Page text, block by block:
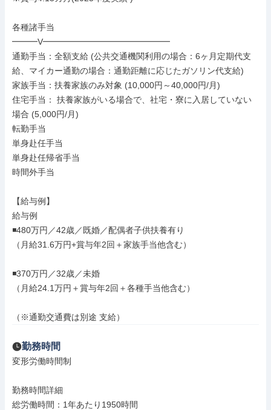
各種諸手当
━━━V━━━━━━━━━━━━━━━
通勤手当：全額支給 (公共交通機関利用の場合：6ヶ月定期代支
給、マイカー通勤の場合：通勤距離に応じたガソリン代支給)
家族手当：扶養家族のみ対象 (10,000円～40,000円/月)
住宅手当： 扶養家族がいる場合で、社宅・寮に入居していない
場合 (5,000円/月)
転勤手当
単身赴任手当
単身赴任帰省手当
時間外手当
【給与例】
給与例
◾️480万円／42歳／既婚／配偶者子供扶養有り
（⽉給31.6万円+賞与年2回＋家族⼿当他含む）
◾️370万円／32歳／未婚
（⽉給24.1万円＋賞与年2回＋各種⼿当他含む）
（※通勤交通費は別途 ⽀給）
勤務時間
変形労働時間制
勤務時間詳細
総労働時間：1年あたり1950時間